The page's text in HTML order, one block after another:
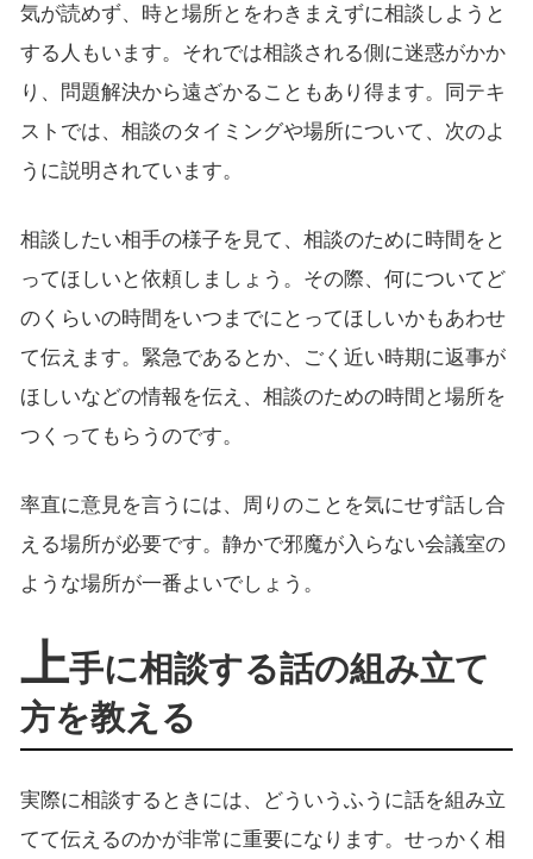
気が読めず、時と場所とをわきまえずに相談しようと
する人もいます。それでは相談される側に迷惑がかか
り、問題解決から遠ざかることもあり得ます。同テキ
ストでは、相談のタイミングや場所について、次のよ
うに説明されています。
相談したい相手の様子を見て、相談のために時間をと
ってほしいと依頼しましょう。その際、何についてど
のくらいの時間をいつまでにとってほしいかもあわせ
て伝えます。緊急であるとか、ごく近い時期に返事が
ほしいなどの情報を伝え、相談のための時間と場所を
つくってもらうのです。
率直に意見を言うには、周りのことを気にせず話し合
える場所が必要です。静かで邪魔が入らない会議室の
ような場所が一番よいでしょう。
上手に相談する話の組み立て
方を教える
実際に相談するときには、どういうふうに話を組み立
てて伝えるのかが非常に重要になります。せっかく相